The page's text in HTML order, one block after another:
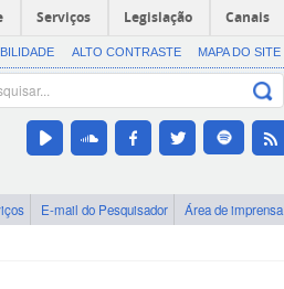
Serviços Legislação Canais
ALTO CONTRASTE MAPA DO SITE
E-mail do Pesquisador Área de imprensa